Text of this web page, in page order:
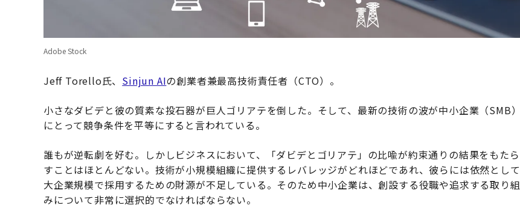
Adobe Stock
Jeff Torello氏、 Sinjun AIの創業者兼最高技術責任者（CTO）。
小さなダビデと彼の質素な投石器が巨人ゴリアテを倒した。そして、最新の技術の波が中小企業（SMB）
にとって競争条件を平等にすると言われている。
誰もが逆転劇を好む。しかしビジネスにおいて、「ダビデとゴリアテ」の比喩が約束通りの結果をもたら
すことはほとんどない。技術が小規模組織に提供するレバレッジがどれほどであれ、彼らには依然として
大企業規模で採用するための財源が不足している。そのため中小企業は、創設する役職や追求する取り組
みについて非常に選択的でなければならない。